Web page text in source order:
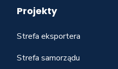
Projekty
Strefa eksportera
Strefa samorządu